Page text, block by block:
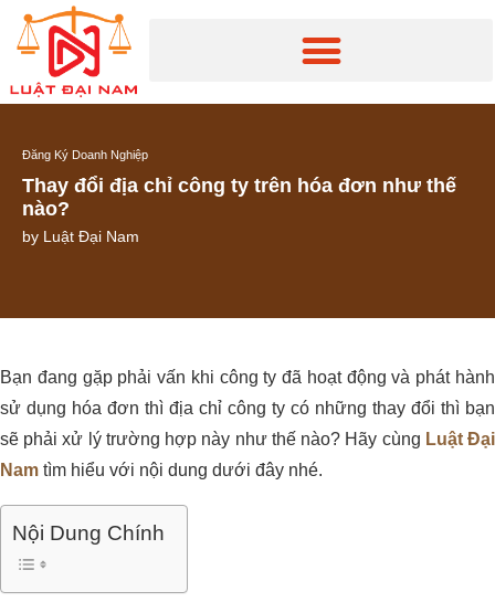
Đăng Ký Doanh Nghiệp
Thay đổi địa chỉ công ty trên hóa đơn như thế
nào?
by Luật Đại Nam
Bạn đang gặp phải vấn khi công ty đã hoạt động và phát hành
sử dụng hóa đơn thì địa chỉ công ty có những thay đổi thì bạn
sẽ phải xử lý trường hợp này như thế nào? Hãy cùng Luật Đại
Nam tìm hiểu với nội dung dưới đây nhé.
Nội Dung Chính